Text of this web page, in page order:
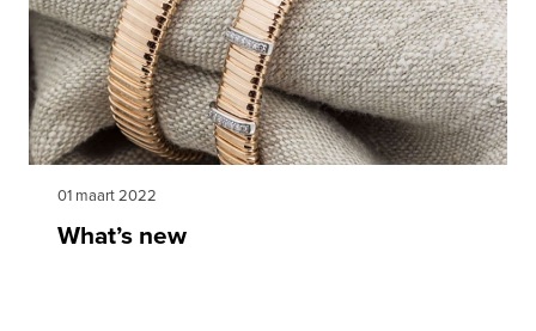
01 maart 2022
What’s new